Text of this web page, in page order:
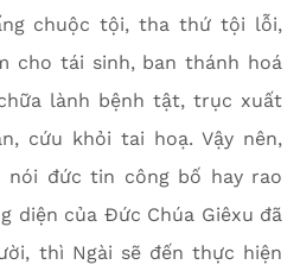
chuộc tội, tha thứ tội lỗi,
cho tái sinh, ban thánh hoá
lành bệnh tật, trục xuất
cứu khỏi tai hoạ. Vậy nên,
nói đức tin công bố hay rao
diện của Đức Chúa Giêxu đã
thì Ngài sẽ đến thực hiện